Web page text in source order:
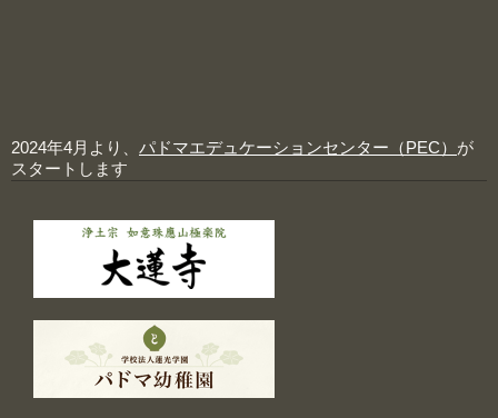
2024年4月より、 パドマエデュケーションセンター（PEC） が
スタートします